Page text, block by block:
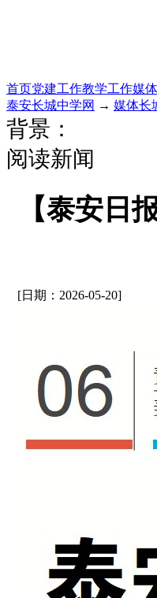
首页党建工作教学工作媒
泰安长城中学网 → 媒体长
背景：
阅读新闻
【泰安日
[日期：2026-05-20]